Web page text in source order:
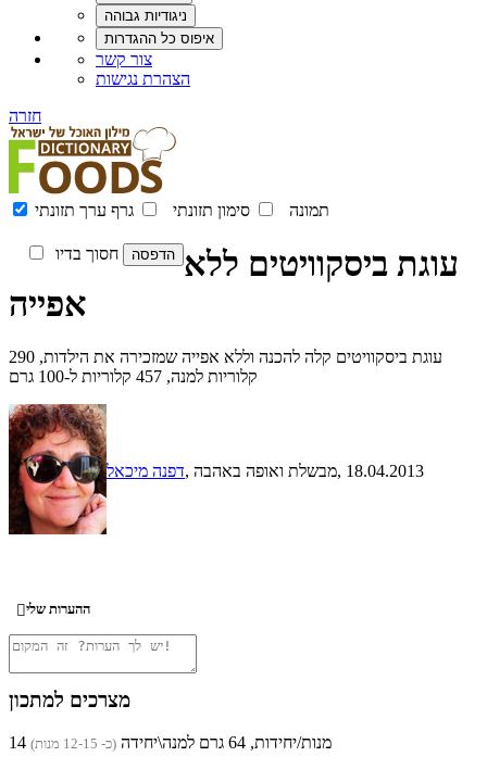
צור קשר
הצהרת נגישות
חזרה
תמונה סימון תזונתי גרף ערך תזונתי
חסוך בדיו
עוגת ביסקוויטים ללא
אפייה
עוגת ביסקוויטים קלה להכנה וללא אפייה שמזכירה את הילדות, 290
קלוריות למנה, 457 קלוריות ל-100 גרם
דפנה מיכאל , מבשלת ואופה באהבה, 18.04.2013
ההערות שלי
מצרכים למתכון
14 מנות/יחידות, 64 גרם למנה\יחידה (כ- 12-15 מנות)